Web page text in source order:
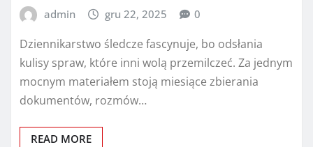
admin gru 22, 2025 0
Dziennikarstwo śledcze fascynuje, bo odsłania
kulisy spraw, które inni wolą przemilczeć. Za jednym
mocnym materiałem stoją miesiące zbierania
dokumentów, rozmów…
READ MORE